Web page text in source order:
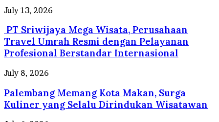
PT
Mega
Wisata,
Perusahaan
Travel
Umrah
Resmi
dengan
Pelayanan
Profesional
July 13, 2026
PT Sriwijaya Mega Wisata, Perusahaan
Travel Umrah Resmi dengan Pelayanan
Profesional Berstandar Internasional
Palembang
Kota
Makan,
Surga
July 8, 2026
Palembang Memang Kota Makan, Surga
Kuliner yang Selalu Dirindukan Wisatawan